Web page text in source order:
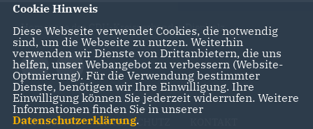
Homepage des CDU-Kreisverbandes Diepholz
IMPRESSUM DATENSCHUTZ
Cookie Hinweis
Diese Webseite verwendet Cookies, die notwendig
sind, um die Webseite zu nutzen. Weiterhin
verwenden wir Dienste von Drittanbietern, die uns
helfen, unser Webangebot zu verbessern (Website-
Optmierung). Für die Verwendung bestimmter
Dienste, benötigen wir Ihre Einwilligung. Ihre
Einwilligung können Sie jederzeit widerrufen. Weitere
Informationen finden Sie in unserer
Datenschutzerklärung.